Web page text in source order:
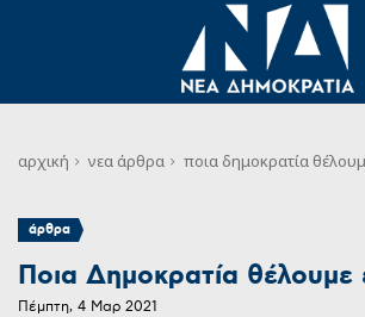
αρχική νεα άρθρα ποια δημοκρατία
άρθρα
Ποια Δημοκρατία θέλουμε
Πέμπτη, 4 Μαρ 2021